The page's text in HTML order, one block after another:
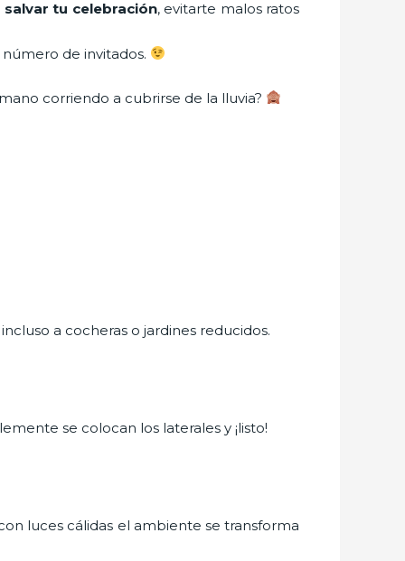
tu celebración, evitarte malos ratos
de invitados.
corriendo a cubrirse de la lluvia?
a cocheras o jardines reducidos.
se colocan los laterales y ¡listo!
luces cálidas el ambiente se transforma